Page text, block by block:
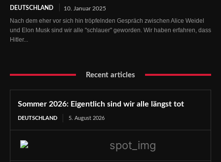
DEUTSCHLAND 10. Januar 2025
Nach dem eher vor sich hin tröpfelnden Gespräch zwischen Alice Weidel
und Elon Musk sind wir alle "schlauer" geworden. Wir haben erfahren, dass
Hitler...
Recent articles
Sommer 2026: Eigentlich sind wir alle längst tot
DEUTSCHLAND 5. August 2026